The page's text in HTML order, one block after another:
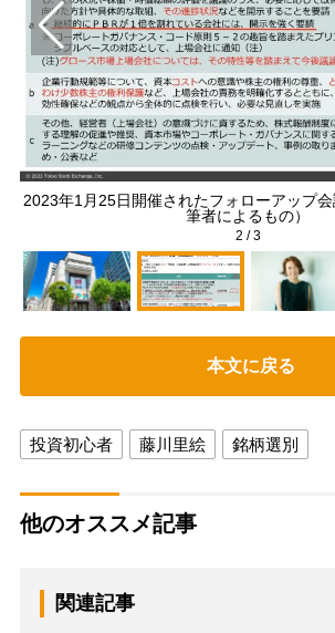
2023年1月25日開催されたフォローアップ
筆者によるもの）
2 /3
本文に戻る
投資初心者 藤川里絵 銘柄選別
他のオススメ記事
関連記事